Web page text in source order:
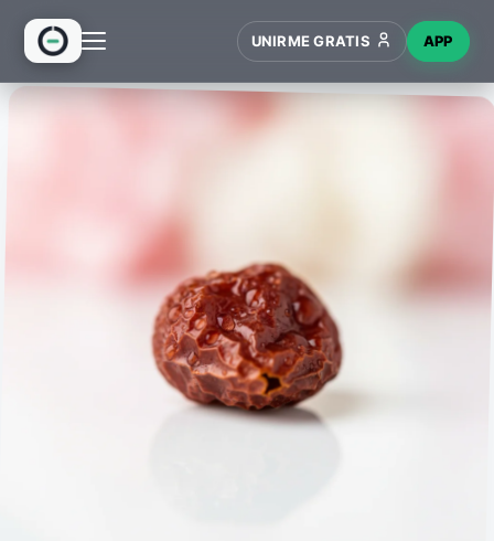
INICIO
WIKI
UNIRME GRATIS APP